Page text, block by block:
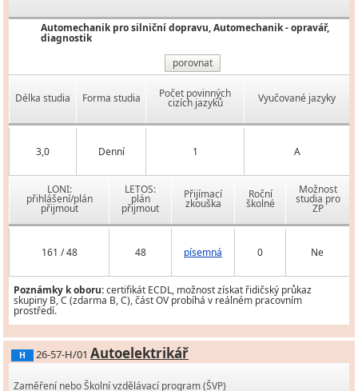
Automechanik pro silniční dopravu, Automechanik - opravář,
diagnostik
porovnat
Délka studia Forma studia Počet povinných
cizích jazyků Vyučované jazyky
3,0 Denní 1 A
LONI:
přihlášení/plán
přijmout
LETOS:
plán
přijmout
Přijímací
zkouška
Roční
školné
Možnost
studia pro
ZP
161 / 48 48 písemná 0 Ne
Poznámky k oboru:certifikát ECDL, možnost získat řidičský průkaz
skupiny B, C (zdarma B, C), část OV probíhá v reálném pracovním
prostředí.
H 26-57-H/01 Autoelektrikář
Zaměření nebo Školní vzdělávací program (ŠVP)